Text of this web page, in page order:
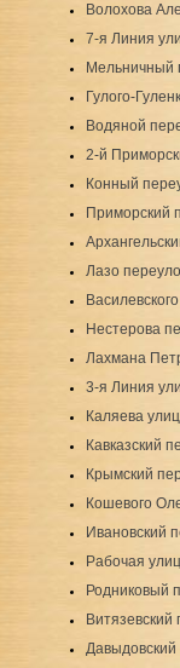
Волохова
7-я Линия
Мельничный
Гулого-
Водяной
2-й
Конный
Приморский
Лазо
Нестерова
Лахмана
3-я Линия
Каляева
Кавказский
Крымский
Кошевого
Ивановский
Рабочая
Родниковый
Витязевский
Давыдовский